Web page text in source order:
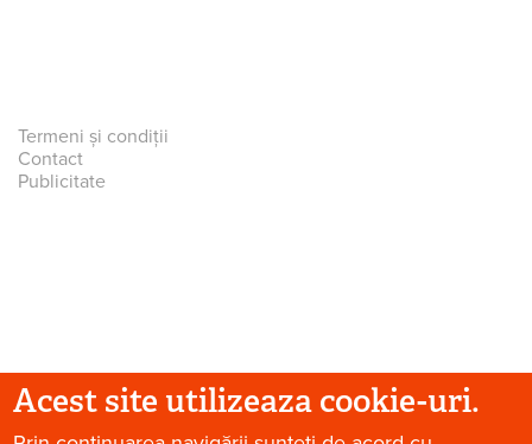
Termeni și condiții
Contact
Publicitate
Acest site utilizeaza cookie-uri.